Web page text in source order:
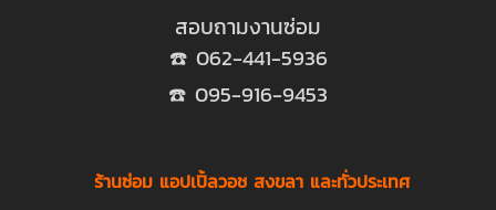
สอบถามงานซ่อม
☎️ 062-441-5936
☎️ 095-916-9453
ร้านซ่อม แอปเปิ้ลวอช สงขลา และทั่วประเทศ